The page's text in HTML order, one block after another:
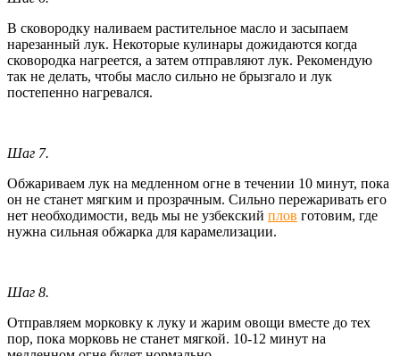
В сковородку наливаем растительное масло и засыпаем
нарезанный лук. Некоторые кулинары дожидаются когда
сковородка нагреется, а затем отправляют лук. Рекомендую
так не делать, чтобы масло сильно не брызгало и лук
постепенно нагревался.
Шаг 7.
Обжариваем лук на медленном огне в течении 10 минут, пока
он не станет мягким и прозрачным. Сильно пережаривать его
нет необходимости, ведь мы не узбекский плов готовим, где
нужна сильная обжарка для карамелизации.
Шаг 8.
Отправляем морковку к луку и жарим овощи вместе до тех
пор, пока морковь не станет мягкой. 10-12 минут на